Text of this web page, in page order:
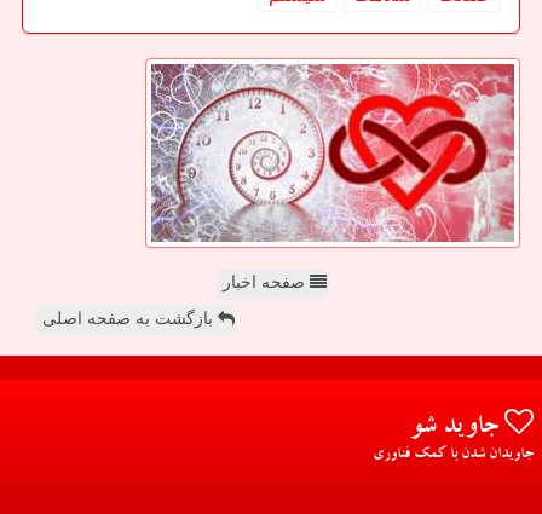
صفحه اخبار
بازگشت به صفحه اصلی
جاوید شو
جاویدان شدن با کمک فناوری